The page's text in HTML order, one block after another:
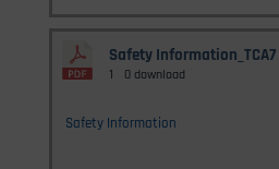
Safety Information_TCA7
1 0 download
Safety Information